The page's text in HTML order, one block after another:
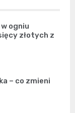
ogniu
złotych z
– co zmieni